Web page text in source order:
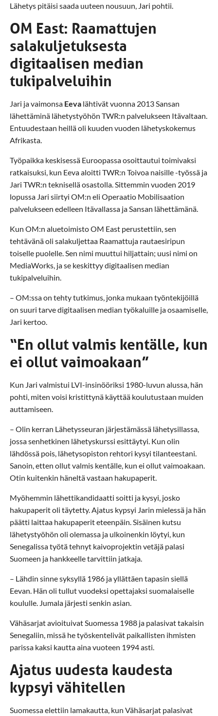
Lähetys pitäisi saada uuteen nousuun, Jari pohtii.
OM East: Raamattujen
salakuljetuksesta
digitaalisen median
tukipalveluihin
Jari ja vaimonsa Eeva lähtivät vuonna 2013 Sansan
lähettäminä lähetystyöhön TWR:n palvelukseen Itävaltaan.
Entuudestaan heillä oli kuuden vuoden lähetyskokemus
Afrikasta.
Työpaikka keskisessä Euroopassa osoittautui toimivaksi
ratkaisuksi, kun Eeva aloitti TWR:n Toivoa naisille -työssä ja
Jari TWR:n teknisellä osastolla. Sittemmin vuoden 2019
lopussa Jari siirtyi OM:n eli Operaatio Mobilisaation
palvelukseen edelleen Itävallassa ja Sansan lähettämänä.
Kun OM:n aluetoimisto OM East perustettiin, sen
tehtävänä oli salakuljettaa Raamattuja rautaesiripun
toiselle puolelle. Sen nimi muuttui hiljattain; uusi nimi on
MediaWorks, ja se keskittyy digitaalisen median
tukipalveluihin.
– OM:ssa on tehty tutkimus, jonka mukaan työntekijöillä
on suuri tarve digitaalisen median työkaluille ja osaamiselle,
Jari kertoo.
“En ollut valmis kentälle, kun
ei ollut vaimoakaan”
Kun Jari valmistui LVI-insinööriksi 1980-luvun alussa, hän
pohti, miten voisi kristittynä käyttää koulutustaan muiden
auttamiseen.
– Olin kerran Lähetysseuran järjestämässä lähetysillassa,
jossa senhetkinen lähetyskurssi esittäytyi. Kun olin
lähdössä pois, lähetysopiston rehtori kysyi tilanteestani.
Sanoin, etten ollut valmis kentälle, kun ei ollut vaimoakaan.
Otin kuitenkin häneltä vastaan hakupaperit.
Myöhemmin lähettikandidaatti soitti ja kysyi, josko
hakupaperit oli täytetty. Ajatus kypsyi Jarin mielessä ja hän
päätti laittaa hakupaperit eteenpäin. Sisäinen kutsu
lähetystyöhön oli olemassa ja ulkoinenkin löytyi, kun
Senegalissa työtä tehnyt kaivoprojektin vetäjä palasi
Suomeen ja hankkeelle tarvittiin jatkaja.
– Lähdin sinne syksyllä 1986 ja yllättäen tapasin siellä
Eevan. Hän oli tullut vuodeksi opettajaksi suomalaiselle
koululle. Jumala järjesti senkin asian.
Vähäsarjat avioituivat Suomessa 1988 ja palasivat takaisin
Senegaliin, missä he työskentelivät paikallisten ihmisten
parissa kaksi kautta aina vuoteen 1994 asti.
Ajatus uudesta kaudesta
kypsyi vähitellen
Suomessa elettiin lamakautta, kun Vähäsarjat palasivat